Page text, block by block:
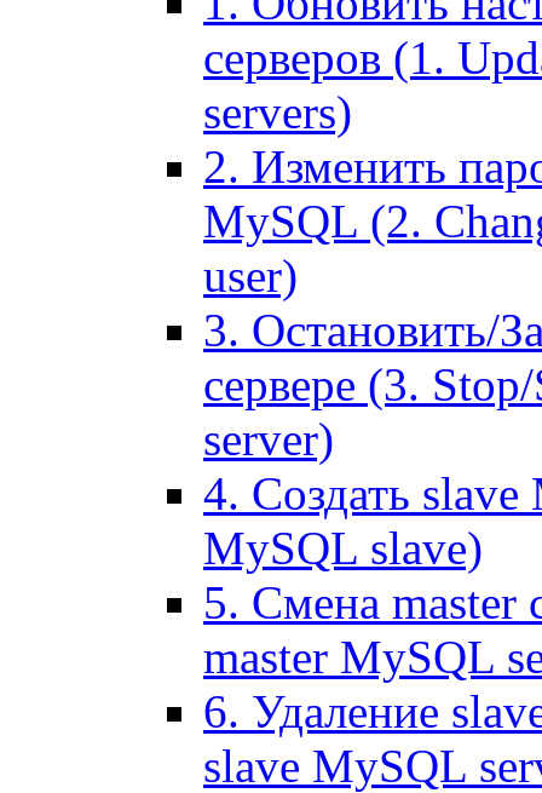
серверов (1.
servers)
2. Изменить
MySQL (2.
user)
3. Остановить/
сервере (3.
server)
4. Создать
MySQL slave)
5. Смена master
master MySQL
6. Удаление
slave MySQL